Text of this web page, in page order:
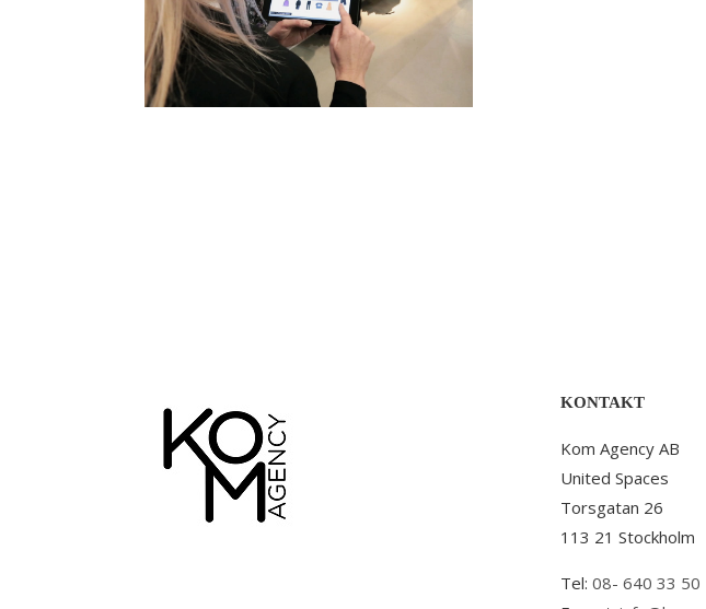
KONTAKT
Kom Agency AB
United Spaces
Torsgatan 26
113 21 Stockholm
Tel: 08- 640 33 50